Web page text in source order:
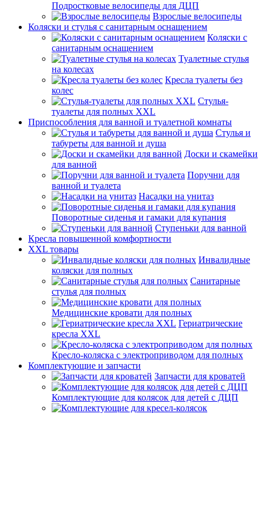
Подростковые велосипеды для ДЦП
Взрослые велосипеды
Коляски и стулья с санитарным оснащением
Коляски с
санитарным оснащением
Туалетные стулья
на колесах
Кресла туалеты без
колес
Стулья-
туалеты для полных XXL
Приспособления для ванной и туалетной комнаты
Стулья и
табуреты для ванной и душа
Доски и скамейки
для ванной
Поручни для
ванной и туалета
Насадки на унитаз
Поворотные сиденья и гамаки для купания
Ступеньки для ванной
Кресла повышенной комфортности
XXL товары
Инвалидные
коляски для полных
Санитарные
стулья для полных
Медицинские кровати для полных
Гериатрические
кресла XXL
Кресло-коляска с электроприводом для полных
Комплектующие и запчасти
Запчасти для кроватей
Комплектующие для колясок для детей с ДЦП